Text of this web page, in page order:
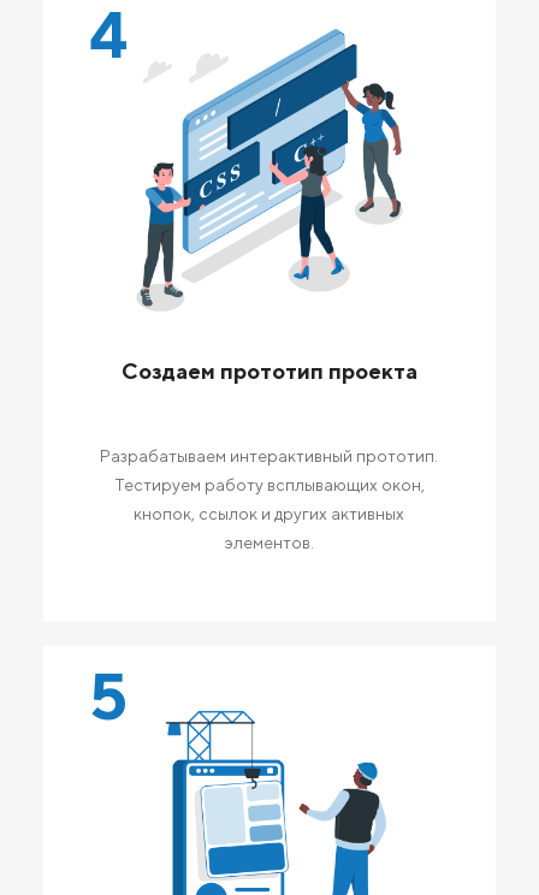
4
Создаем прототип проекта
Разрабатываем интерактивный прототип.
Тестируем работу всплывающих окон,
кнопок, ссылок и других активных
элементов.
5